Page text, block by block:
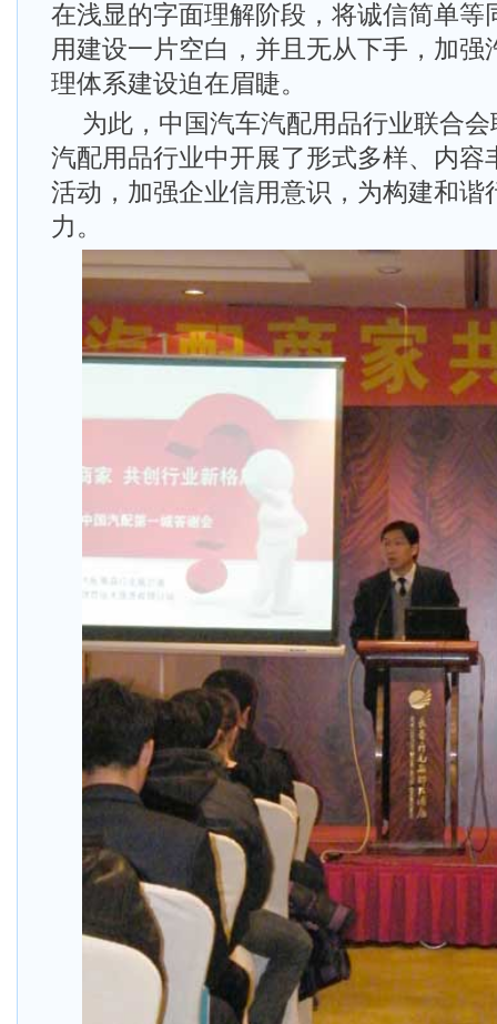
在浅显的字面理解阶段，将诚信简单等
用建设一片空白，并且无从下手，加强
理体系建设迫在眉睫。
为此，中国汽车汽配用品行业联合
汽配用品行业中开展了形式多样、内容
活动，加强企业信用意识，为构建和谐
力。